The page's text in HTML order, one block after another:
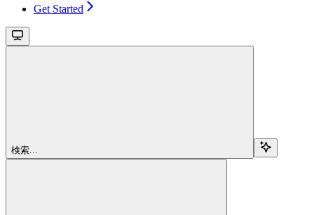
Get Started
検索...